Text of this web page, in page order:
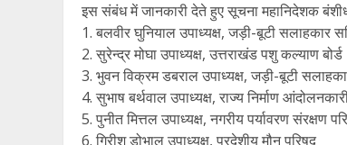
इस संबंध में जानकारी देते हुए सूचना महानिदेशक बंशीधर
1. बलवीर घुनियाल उपाध्यक्ष, जड़ी-बूटी सलाहकार
2. सुरेन्द्र मोघा उपाध्यक्ष, उत्तराखंड पशु कल्याण बोर्ड
3. भुवन विक्रम डबराल उपाध्यक्ष, जड़ी-बूटी
4. सुभाष बर्थवाल उपाध्यक्ष, राज्य निर्माण
5. पुनीत मित्तल उपाध्यक्ष, नगरीय पर्यावरण संरक्षण
6. गिरीश डोभाल उपाध्यक्ष, प्रदेशीय मौन परिषद